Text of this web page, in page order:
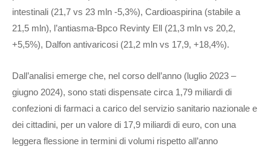
intestinali (21,7 vs 23 mln -5,3%), Cardioaspirina (stabile a
21,5 mln), l’antiasma-Bpco Revinty Ell (21,3 mln vs 20,2,
+5,5%), Dalfon antivaricosi (21,2 mln vs 17,9, +18,4%).
Dall’analisi emerge che, nel corso dell’anno (luglio 2023 –
giugno 2024), sono stati dispensate circa 1,79 miliardi di
confezioni di farmaci a carico del servizio sanitario nazionale e
dei cittadini, per un valore di 17,9 miliardi di euro, con una
leggera flessione in termini di volumi rispetto all’anno